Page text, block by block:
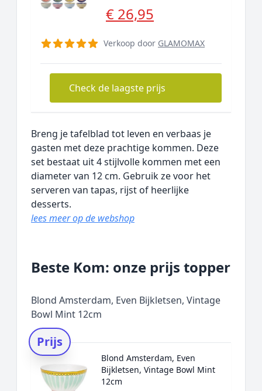
€ 26,95
Verkoop door GLAMOMAX
Check de laagste prijs
Breng je tafelblad tot leven en verbaas je
gasten met deze prachtige kommen. Deze
set bestaat uit 4 stijlvolle kommen met een
diameter van 12 cm. Gebruik ze voor het
serveren van tapas, rijst of heerlijke
desserts.
lees meer op de webshop
Beste Kom: onze prijs topper
Blond Amsterdam, Even Bijkletsen, Vintage
Bowl Mint 12cm
Prijs
Blond Amsterdam, Even
Bijkletsen, Vintage Bowl Mint
12cm